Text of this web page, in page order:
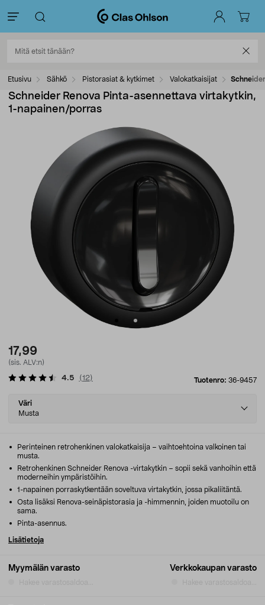
Etusivu Sähkö Pistorasiat & kytkimet Valokatkaisijat
Schneider Renova Pinta-asennettava virtakytkin,
1-napainen/porras
17,99
(sis. ALV:n)
Tuotenro: 36-9457
4.5 (12)
Select
variant
Väri
Musta
Myymälän varasto Verkkokaupan varasto
Perinteinen retrohenkinen valokatkaisija – vaihtoehtoina valkoinen tai
musta.
Retrohenkinen Schneider Renova -virtakytkin – sopii sekä vanhoihin että
moderneihin ympäristöihin.
1-napainen porraskytkentään soveltuva virtakytkin, jossa pikaliitäntä.
Osta lisäksi Renova-seinäpistorasia ja -himmennin, joiden muotoilu on
sama.
Pinta-asennus.
Lisätietoja